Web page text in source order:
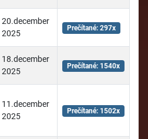
20.december
2025
Prečítané: 297x
18.december
2025
Prečítané: 1540x
11.december
2025
Prečítané: 1502x